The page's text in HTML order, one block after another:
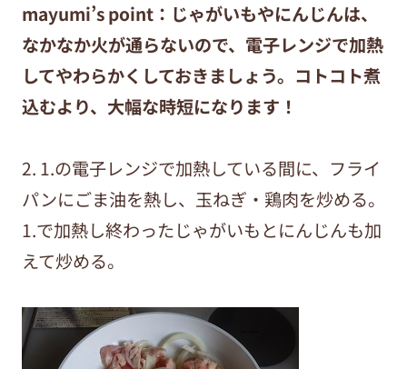
mayumi’s point：じゃがいもやにんじんは、
なかなか火が通らないので、電子レンジで加熱
してやわらかくしておきましょう。コトコト煮
込むより、大幅な時短になります！
2. 1.の電子レンジで加熱している間に、フライ
パンにごま油を熱し、玉ねぎ・鶏肉を炒める。
1.で加熱し終わったじゃがいもとにんじんも加
えて炒める。